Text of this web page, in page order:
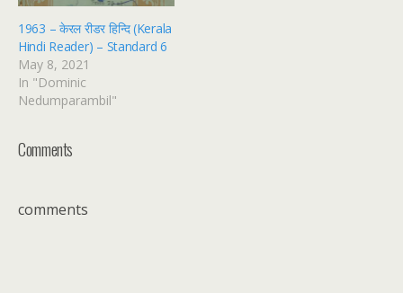
1963 – केरल रीडर हिन्दि (Kerala
Hindi Reader) – Standard 6
May 8, 2021
In "Dominic
Nedumparambil"
Comments
comments